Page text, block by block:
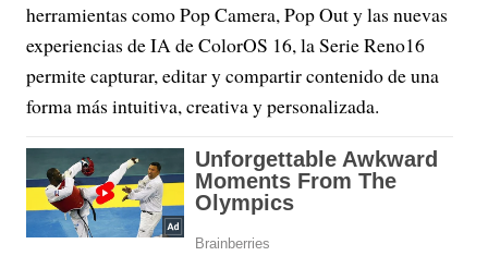
herramientas como Pop Camera, Pop Out y las nuevas
experiencias de IA de ColorOS 16, la Serie Reno16
permite capturar, editar y compartir contenido de una
forma más intuitiva, creativa y personalizada.